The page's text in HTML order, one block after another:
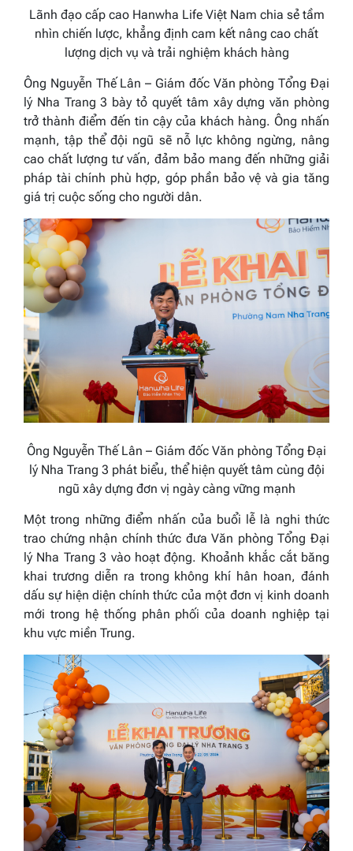
Lãnh đạo cấp cao Hanwha Life Việt Nam chia sẻ tầm
nhìn chiến lược, khẳng định cam kết nâng cao chất
lượng dịch vụ và trải nghiệm khách hàng
Ông Nguyễn Thế Lân – Giám đốc Văn phòng Tổng Đại
lý Nha Trang 3 bày tỏ quyết tâm xây dựng văn phòng
trở thành điểm đến tin cậy của khách hàng. Ông nhấn
mạnh, tập thể đội ngũ sẽ nỗ lực không ngừng, nâng
cao chất lượng tư vấn, đảm bảo mang đến những giải
pháp tài chính phù hợp, góp phần bảo vệ và gia tăng
giá trị cuộc sống cho người dân.
Ông Nguyễn Thế Lân – Giám đốc Văn phòng Tổng Đại
lý Nha Trang 3 phát biểu, thể hiện quyết tâm cùng đội
ngũ xây dựng đơn vị ngày càng vững mạnh
Một trong những điểm nhấn của buổi lễ là nghi thức
trao chứng nhận chính thức đưa Văn phòng Tổng Đại
lý Nha Trang 3 vào hoạt động. Khoảnh khắc cắt băng
khai trương diễn ra trong không khí hân hoan, đánh
dấu sự hiện diện chính thức của một đơn vị kinh doanh
mới trong hệ thống phân phối của doanh nghiệp tại
khu vực miền Trung.